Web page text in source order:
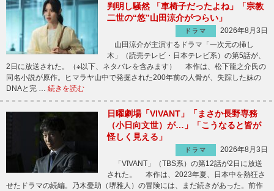
判明し騒然 「車椅子だったよね」「宗教
二世の“悠”山田涼介がつらい」
ドラマ
2026年8月3日
山田涼介が主演するドラマ「一次元の挿し
木」（読売テレビ・日本テレビ系）の第5話が、
2日に放送された。（※以下、ネタバレを含みます） 本作は、松下龍之介氏の
同名小説が原作。ヒマラヤ山中で発掘された200年前の人骨が、失踪した妹の
DNAと完 … 続きを読む
日曜劇場「VIVANT」「まさか長野専務
（小日向文世）が…」「こうなると皆が
怪しく見える」
ドラマ
2026年8月3日
「VIVANT」（TBS系）の第12話が2日に放送
された。 本作は、2023年夏、日本中を熱狂さ
せたドラマの続編。乃木憂助（堺雅人）の冒険には、まだ続きがあった。前作